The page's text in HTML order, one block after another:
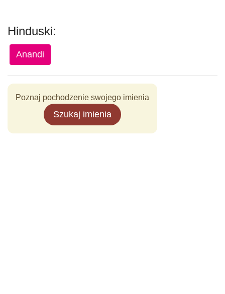
Hinduski:
Anandi
Poznaj pochodzenie swojego imienia
Szukaj imienia